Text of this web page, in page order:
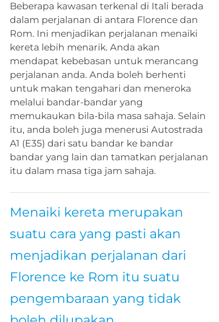
Beberapa kawasan terkenal di Itali berada
dalam perjalanan di antara Florence dan
Rom. Ini menjadikan perjalanan menaiki
kereta lebih menarik. Anda akan
mendapat kebebasan untuk merancang
perjalanan anda. Anda boleh berhenti
untuk makan tengahari dan meneroka
melalui bandar-bandar yang
memukaukan bila-bila masa sahaja. Selain
itu, anda boleh juga menerusi Autostrada
A1 (E35) dari satu bandar ke bandar
bandar yang lain dan tamatkan perjalanan
itu dalam masa tiga jam sahaja.
Menaiki kereta merupakan
suatu cara yang pasti akan
menjadikan perjalanan dari
Florence ke Rom itu suatu
pengembaraan yang tidak